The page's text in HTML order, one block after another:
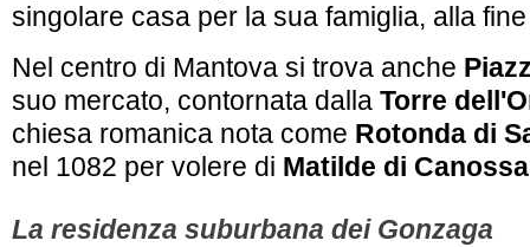
singolare casa per la sua famiglia, alla
Nel centro di Mantova si trova anche
suo mercato, contornata dalla Torre
chiesa romanica nota come Rotonda di
nel 1082 per volere di Matilde di Canossa
La residenza suburbana dei Gonzaga